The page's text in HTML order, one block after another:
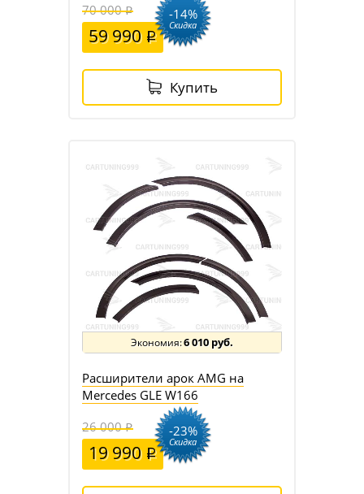
70 000
59 990
-14%
Скидка
Купить
6 010 руб.
Расширители арок AMG на
Mercedes GLE W166
26 000
19 990
-23%
Скидка